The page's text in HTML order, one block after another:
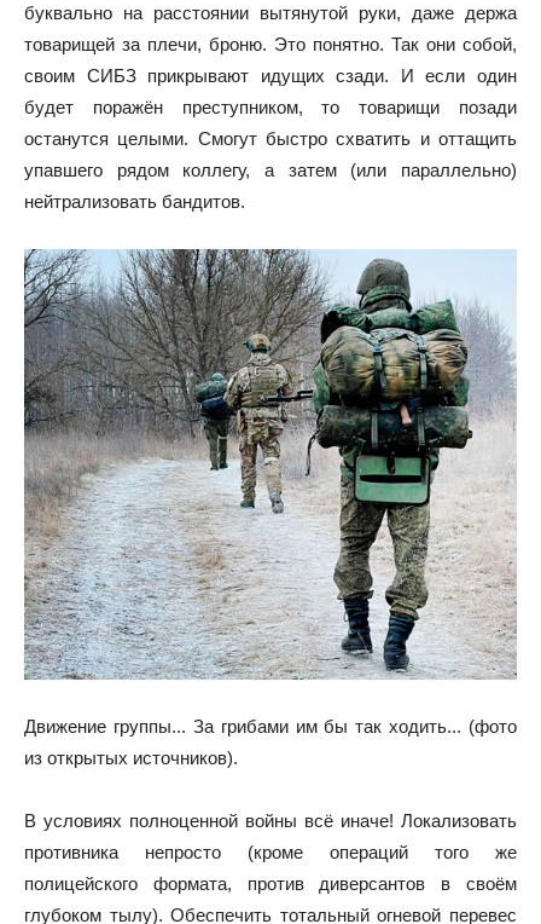
буквально на расстоянии вытянутой руки, даже держа
товарищей за плечи, броню. Это понятно. Так они собой,
своим СИБЗ прикрывают идущих сзади. И если один
будет поражён преступником, то товарищи позади
останутся целыми. Смогут быстро схватить и оттащить
упавшего рядом коллегу, а затем (или параллельно)
нейтрализовать бандитов.
Движение группы... За грибами им бы так ходить... (фото
из открытых источников).
В условиях полноценной войны всё иначе! Локализовать
противника непросто (кроме операций того же
полицейского формата, против диверсантов в своём
глубоком тылу). Обеспечить тотальный огневой перевес